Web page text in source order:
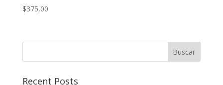
$375,00
Buscar
Recent Posts